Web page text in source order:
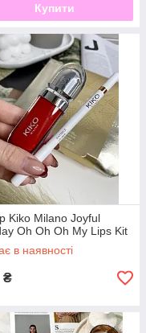
Купити
Kiko Milano Joyful
Oh Oh Oh My Lips Kit
в наявності
₴